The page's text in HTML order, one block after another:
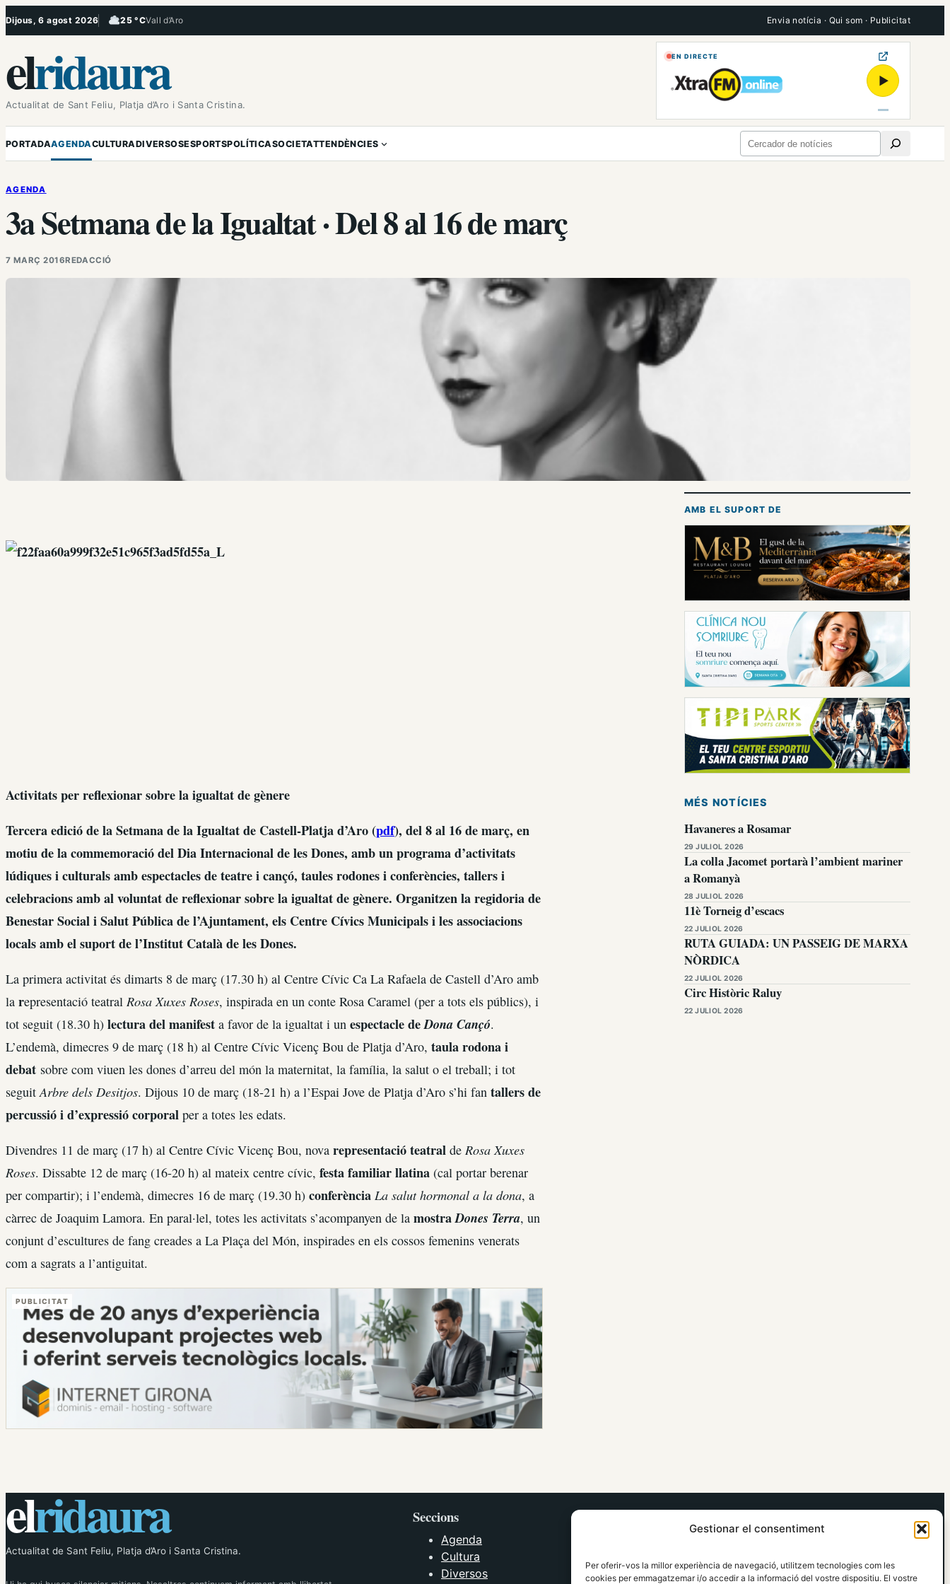
Gestionar el consentiment
Per oferir-vos la millor experiència de navegació, utilitzem tecnologies com les
cookies per emmagatzemar i/o accedir a la informació del vostre dispositiu. El vostre
Vés
Dijous, 6 agost 2026 25 °CVall d’Aro
, Ennuvolat Envia notícia · Qui som · Publicitat
elridaura
Actualitat de Sant Feliu, Platja d’Aro i Santa Cristina.
EN DIRECTE
▶
PORTADAAGENDACULTURADIVERSOSESPORTSPOLÍTICASOCIETATTENDÈNCIES Cerca
AGENDA
3a Setmana de la Igualtat · Del 8 al 16 de març
7 MARÇ 2016REDACCIÓ
Activitats per reflexionar sobre la igualtat de gènere
Tercera edició de la Setmana de la Igualtat de Castell-Platja d’Aro (pdf), del 8 al 16 de març, en
motiu de la commemoració del Dia Internacional de les Dones, amb un programa d’activitats
lúdiques i culturals amb espectacles de teatre i cançó, taules rodones i conferències, tallers i
celebracions amb al voluntat de reflexionar sobre la igualtat de gènere. Organitzen la regidoria de
Benestar Social i Salut Pública de l’Ajuntament, els Centre Cívics Municipals i les associacions
locals amb el suport de l’Institut Català de les Dones.
La primera activitat és dimarts 8 de març (17.30 h) al Centre Cívic Ca La Rafaela de Castell d’Aro amb
la representació teatral Rosa Xuxes Roses, inspirada en un conte Rosa Caramel (per a tots els públics), i
tot seguit (18.30 h) lectura del manifest a favor de la igualtat i un espectacle deDona Cançó.
L’endemà, dimecres 9 de març (18 h) al Centre Cívic Vicenç Bou de Platja d’Aro, taula rodona i
debat sobre com viuen les dones d’arreu del món la maternitat, la família, la salut o el treball; i tot
seguitArbre dels Desitjos. Dijous 10 de març (18-21 h) a l’Espai Jove de Platja d’Aro s’hi fan tallers de
percussió i d’expressió corporal per a totes les edats.
Divendres 11 de març (17 h) al Centre Cívic Vicenç Bou, nova representació teatral de Rosa Xuxes
Roses. Dissabte 12 de març (16-20 h) al mateix centre cívic, festa familiar llatina (cal portar berenar
per compartir); i l’endemà, dimecres 16 de març (19.30 h) conferència La salut hormonal a la dona, a
càrrec de Joaquim Lamora. En paral·lel, totes les activitats s’acompanyen de la mostraDones Terra, un
conjunt d’escultures de fang creades a La Plaça del Món, inspirades en els cossos femenins venerats
com a sagrats a l’antiguitat.
PUBLICITAT
AMB EL SUPORT DE
MÉS NOTÍCIES
Havaneres a Rosamar
29 JULIOL 2026
La colla Jacomet portarà l’ambient mariner
a Romanyà
28 JULIOL 2026
11è Torneig d’escacs
22 JULIOL 2026
RUTA GUIADA: UN PASSEIG DE MARXA
NÒRDICA
22 JULIOL 2026
Circ Històric Raluy
22 JULIOL 2026
elridaura
Actualitat de Sant Feliu, Platja d’Aro i Santa Cristina.
Seccions
Agenda
Cultura
Diversos
elRidaura.com
Política de Cookies